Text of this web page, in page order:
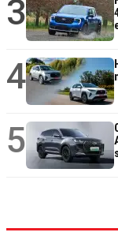
3
4
5